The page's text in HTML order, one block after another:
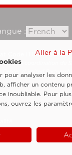
:
Code IT05131180969
et à la coordination de
(Limited
Aller à la
pour analyser les
afficher un contenu
inoubliable. Pour
ouvrez les